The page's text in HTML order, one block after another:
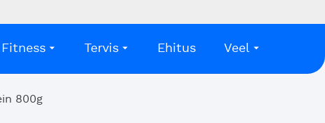
Fitness Tervis Ehitus Veel
800g